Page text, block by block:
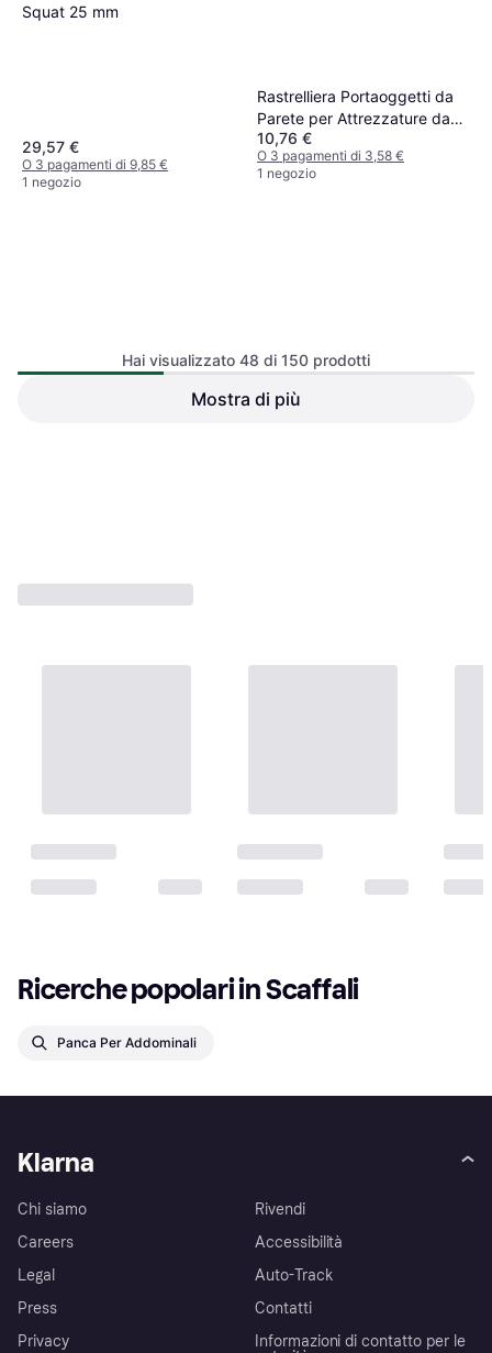
Squat 25 mm
29,57 €
O 3 pagamenti di 9,85 €
1 negozio
Rastrelliera Portaoggetti da
Parete per Attrezzature da
Palestra
10,76 €
O 3 pagamenti di 3,58 €
1 negozio
Typecat Supporto da Parete
per Bilanciere Resistente
Supporto Manubri Ferro
Hai visualizzato 48 di 150 prodotti
Mostra di più
Ricerche popolari in Scaffali
Panca Per Addominali
Klarna
Chi siamo
Careers
Legal
Press
Privacy
Rivendi
Accessibilità
Auto-Track
Contatti
Informazioni di contatto per le